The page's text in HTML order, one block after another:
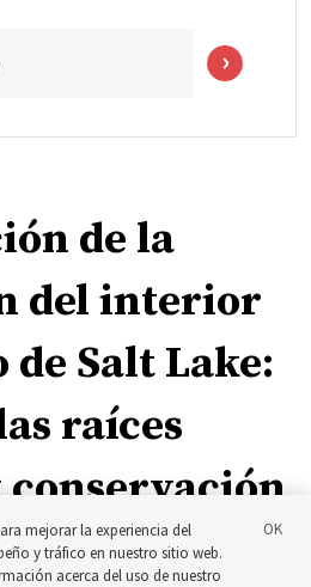
de la
del interior
de Salt Lake:
raíces
conservación
mejorar la experiencia del
y tráfico en nuestro sitio web.
acerca del uso de nuestro